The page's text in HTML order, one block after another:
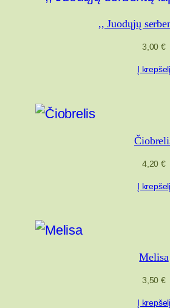
,, Juodųjų
3,00€
Į krepšelį
4,20€
Į krepšelį
Melisa
3,50€
Į krepšelį